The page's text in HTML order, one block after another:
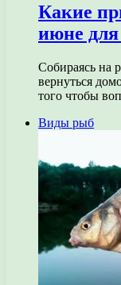
Какие
июне для
Собираясь на
вернуться
того чтобы
Виды рыб